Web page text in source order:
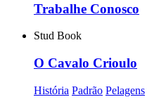
Trabalhe Conosco
Stud Book
O Cavalo Crioulo
História Padrão Pelagens